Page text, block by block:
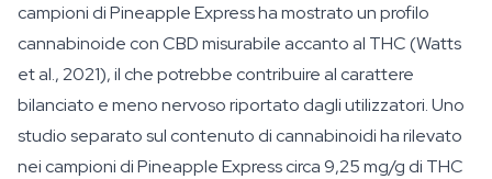
campioni di Pineapple Express ha mostrato un profilo
cannabinoide con CBD misurabile accanto al THC (Watts
et al., 2021), il che potrebbe contribuire al carattere
bilanciato e meno nervoso riportato dagli utilizzatori. Uno
studio separato sul contenuto di cannabinoidi ha rilevato
nei campioni di Pineapple Express circa 9,25 mg/g di THC